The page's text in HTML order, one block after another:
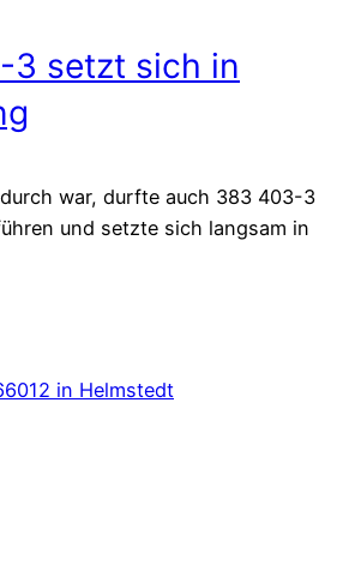
3 setzt sich in
war, durfte auch 383 403-3
und setzte sich langsam in